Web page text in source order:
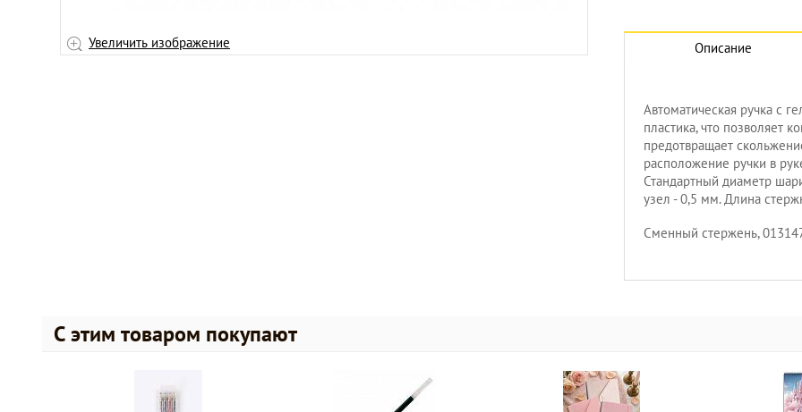
Увеличить изображение Описание
Автоматическая ручка с
пластика, что позволяет
предотвращает
расположение ручки в
Стандартный диаметр
узел - 0,5 мм. Длина
Сменный стержень,
С этим товаром покупают